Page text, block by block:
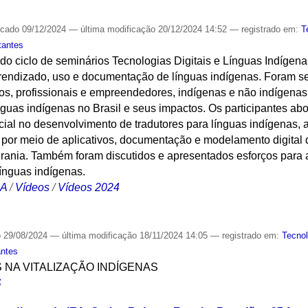
09/12/2024— última modificação 20/12/2024 14:52— registrado em:
ciclo de seminários Tecnologias Digitais e Línguas
uso e documentação de línguas indígenas. Foram
profissionais e empreendedores, indígenas e não
indígenas no Brasil e seus impactos. Os participantes
no desenvolvimento de tradutores para línguas indígenas,
meio de aplicativos, documentação e modelamento digital
Também foram discutidos e apresentados esforços
indígenas.
/Vídeos /Vídeos 2024
29/08/2024— última modificação 18/11/2024 14:05— registrado em:
NA VITALIZAÇÃO INDÍGENAS